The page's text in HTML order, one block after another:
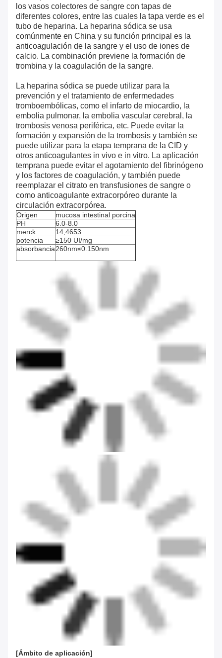
los vasos colectores de sangre con tapas de
diferentes colores, entre las cuales la tapa verde es el
tubo de heparina. La heparina sódica se usa
comúnmente en China y su función principal es la
anticoagulación de la sangre y el uso de iones de
calcio. La combinación previene la formación de
trombina y la coagulación de la sangre.
La heparina sódica se puede utilizar para la
prevención y el tratamiento de enfermedades
tromboembólicas, como el infarto de miocardio, la
embolia pulmonar, la embolia vascular cerebral, la
trombosis venosa periférica, etc. Puede evitar la
formación y expansión de la trombosis y también se
puede utilizar para la etapa temprana de la CID y
otros anticoagulantes in vivo e in vitro. La aplicación
temprana puede evitar el agotamiento del fibrinógeno
y los factores de coagulación, y también puede
reemplazar el citrato en transfusiones de sangre o
como anticoagulante extracorpóreo durante la
circulación extracorpórea.
Origen
mucosa intestinal porcina
PH
6.0-8.0
merck
14,4653
potencia
≥150 UI/mg
absorbancia260nm≤0.150nm
[Ámbito de aplicación]